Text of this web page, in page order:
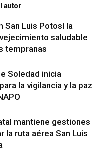
autor
San Luis Potosí la
saludable
tempranas
Soledad inicia
la vigilancia y la paz
mantiene gestiones
la ruta aérea San Luis